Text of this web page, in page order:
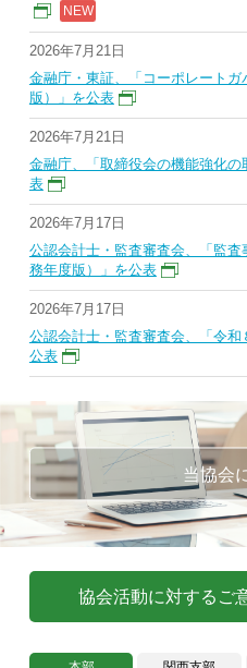
2026年7月21日
金融庁・東証、「コーポレート
版）」を公表
2026年7月21日
金融庁、「取締役会の機能強化
表
2026年7月17日
公認会計士・監査審査会、「監
務年度版）」を公表
2026年7月17日
公認会計士・監査審査会、「令
公表
当協会
協会活動に対するご